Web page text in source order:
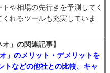
や相場の先行きを予測してく
れるツールも充実していま
」の関連記事】
」のメリット・デメリットを
トなどの他社との比較、キャ